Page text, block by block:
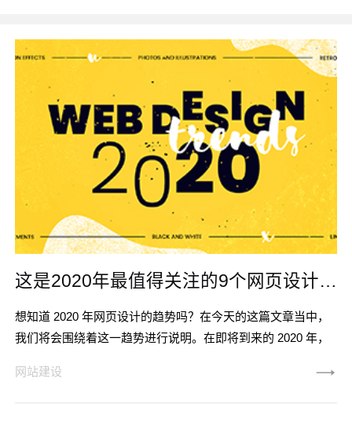
这是2020年最值得关注的9个网页设计趋势
想知道 2020 年网页设计的趋势吗？在今天的这篇文章当中，
我们将会围绕着这一趋势进行说明。在即将到来的 2020 年，
们稍加观察，就会注意到新技术对于现代网页设计的影响，这
些正在生发的新东西会给你留下深刻的印象。下面，我们就具
网站建设